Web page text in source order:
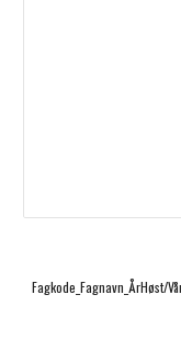
Fagkode_Fagnavn_ÅrHøst/